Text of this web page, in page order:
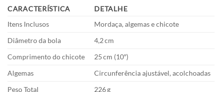
CARACTERÍSTICA
DETALHE
Itens Inclusos
Mordaça, algemas e chicote
Diâmetro da bola
4,2 cm
Comprimento do chicote
25 cm (10″)
Algemas
Circunferência ajustável, acolchoadas
Peso Total
226 g